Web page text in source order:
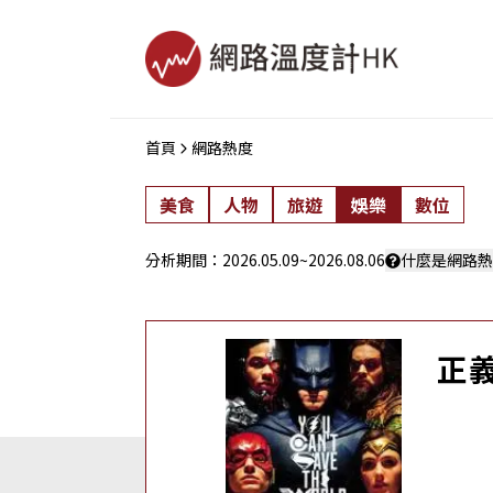
首頁 網路熱度
美食 人物 旅遊 娛樂 數位
分析期間： 2026.05.09~2026.08.06 什麼是網路
正